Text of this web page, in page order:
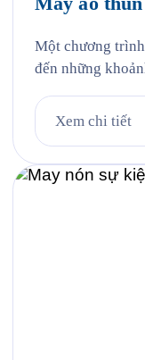
Một chương
đến những
kế đồng phục
SUNHOUSE
Xem chi tiết